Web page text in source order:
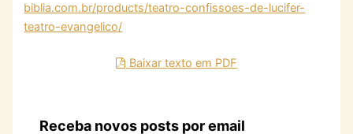
biblia.com.br/products/teatro-confissoes-de-lucifer-
teatro-evangelico/
Baixar texto em PDF
Receba novos posts por email